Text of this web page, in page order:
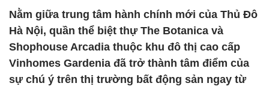
Nằm giữa trung tâm hành chính mới của Thủ Đô
Hà Nội, quần thể biệt thự The Botanica và
Shophouse Arcadia thuộc khu đô thị cao cấp
Vinhomes Gardenia đã trở thành tâm điểm của
sự chú ý trên thị trường bất động sản ngay từ